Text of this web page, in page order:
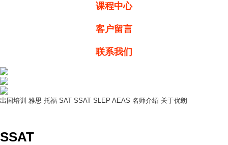
课程中心
客户留言
联系我们
出国培训 雅思 托福 SAT SSAT SLEP AEAS 名师介绍 关于优朗
SSAT